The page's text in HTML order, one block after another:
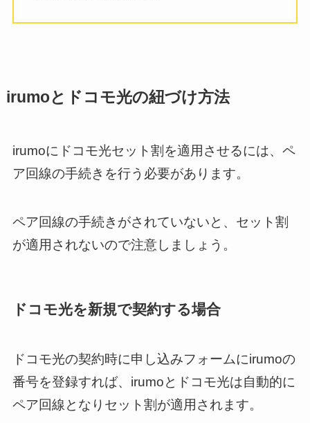
irumoとドコモ光の紐づけ方法
irumoにドコモ光セット割を適用させるには、ペ
ア回線の手続きを行う必要があります。
ペア回線の手続きがされていないと、セット割
が適用されないので注意しましょう。
ドコモ光を新規で契約する場合
ドコモ光の契約時に申し込みフォームにirumoの
番号を登録すれば、irumoとドコモ光は自動的に
ペア回線となりセット割が適用されます。